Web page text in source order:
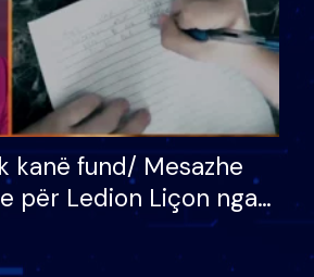
kanë fund/ Mesazhe
për Ledion Liçon nga
e tij, moderatori
lotët: Nuk meritoj…